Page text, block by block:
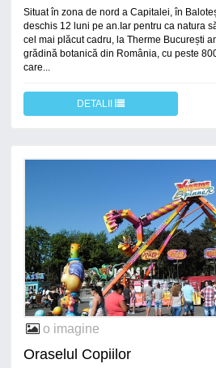
Situat în zona de nord a Capitalei, în
deschis 12 luni pe an.Iar pentru ca natura
cel mai plăcut cadru, la Therme București
grădină botanică din România, cu peste
care...
DETALII
o imagine
Oraselul Copiilor